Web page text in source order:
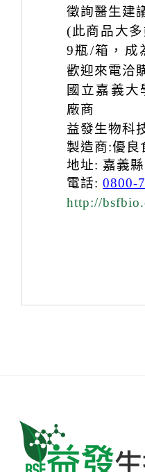
徵詢醫生建
(此商品大
9瓶/箱，成
歡迎來電洽
國立嘉義大
廠商
益發生物科
製造商:優良
地址: 嘉義
電話: 0800-
http://